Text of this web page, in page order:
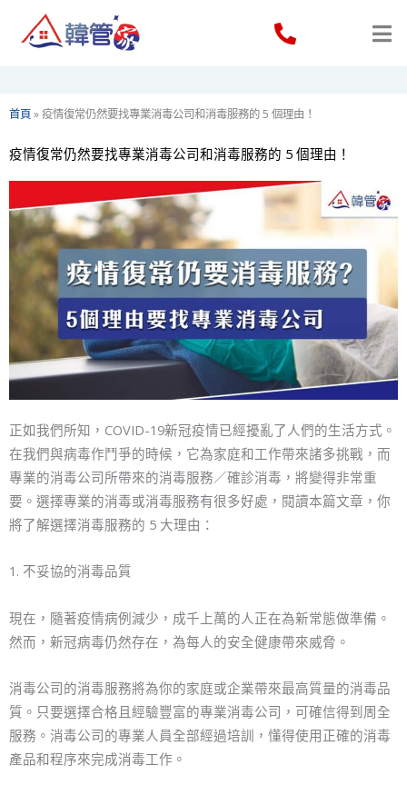
首頁»疫情復常仍然要找專業消毒公司和消毒服務的 5 個理由！
疫情復常仍然要找專業消毒公司和消毒服務的 5 個理由！
正如我們所知，COVID-19新冠疫情已經擾亂了人們的生活方式。
在我們與病毒作鬥爭的時候，它為家庭和工作帶來諸多挑戰，而
專業的消毒公司所帶來的消毒服務／確診消毒，將變得非常重
要。選擇專業的消毒或消毒服務有很多好處，閱讀本篇文章，你
將了解選擇消毒服務的 5 大理由：
1. 不妥協的消毒品質
現在，隨著疫情病例減少，成千上萬的人正在為新常態做準備。
然而，新冠病毒仍然存在，為每人的安全健康帶來威脅。
消毒公司的消毒服務將為你的家庭或企業帶來最高質量的消毒品
質。只要選擇合格且經驗豐富的專業消毒公司，可確信得到周全
服務。消毒公司的專業人員全部經過培訓，懂得使用正確的消毒
產品和程序來完成消毒工作。